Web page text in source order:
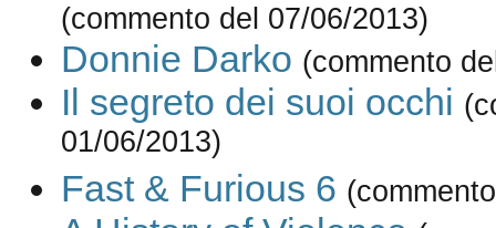
(commento del 07/06/2013)
Donnie Darko (commento
Il segreto dei suoi occhi
01/06/2013)
Fast & Furious 6